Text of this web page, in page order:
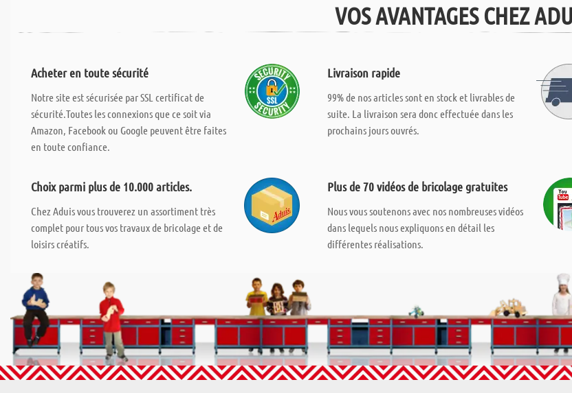
VOS AVANTAGES CHEZ
Acheter en toute sécurité
Notre site est sécurisée par SSL certificat de
sécurité.Toutes les connexions que ce soit via
Amazon, Facebook ou Google peuvent être faites
en toute confiance.
Livraison rapide
99% de nos articles sont en stock et livrables de
suite. La livraison sera donc effectuée dans les
prochains jours ouvrés.
Choix parmi plus de 10.000 articles.
Chez Aduis vous trouverez un assortiment très
complet pour tous vos travaux de bricolage et de
loisirs créatifs.
Plus de 70 vidéos de bricolage gratuites
Nous vous soutenons avec nos nombreuses vidéos
dans lequels nous expliquons en détail les
différentes réalisations.